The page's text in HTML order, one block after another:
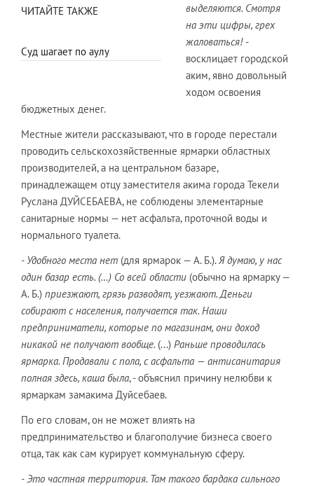
ЧИТАЙТЕ ТАКЖЕ
Суд шагает по аулу
выделяются. Смотря
на эти цифры, грех
жаловаться! -
восклицает городской
аким, явно довольный
ходом освоения
бюджетных денег.
Местные жители рассказывают, что в городе перестали
проводить сельскохозяйственные ярмарки областных
производителей, а на центральном базаре,
принадлежащем отцу заместителя акима города Текели
Руслана ДУЙСЕБАЕВА, не соблюдены элементарные
санитарные нормы — нет асфальта, проточной воды и
нормального туалета.
- Удобного места нет (для ярмарок — А. Б.).Я думаю, у нас
один базар есть. (…) Со всей области (обычно на ярмарку —
А. Б.) приезжают, грязь разводят, уезжают. Деньги
собирают с населения, получается так. Наши
предприниматели, которые по магазинам, они доход
никакой не получают вообще. (...) Раньше проводилась
ярмарка. Продавали с пола, с асфальта — антисанитария
полная здесь, каша была, - объяснил причину нелюбви к
ярмаркам замакима Дуйсебаев.
По его словам, он не может влиять на
предпринимательство и благополучие бизнеса своего
отца, так как сам курирует коммунальную сферу.
- Это частная территория. Там такого бардака сильного